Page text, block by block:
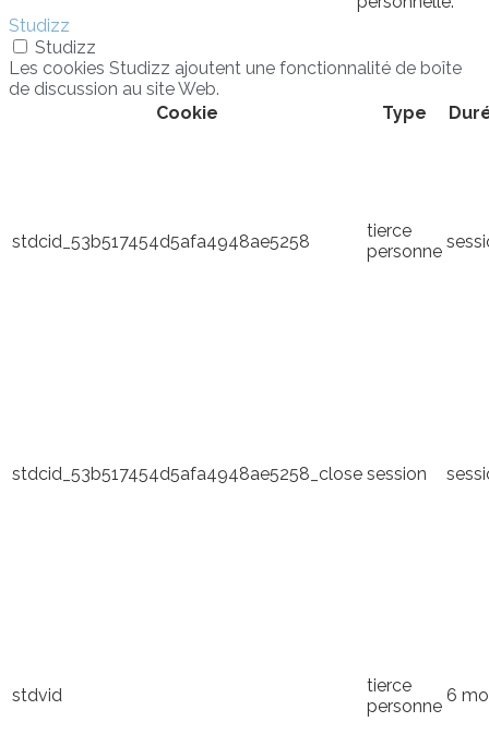
Studizz
Studizz
Les cookies Studizz ajoutent une fonctionnalité de boîte
de discussion au site Web.
Cookie
Type
stdcid_53b517454d5afa4948ae5258
tierce
personne
stdcid_53b517454d5afa4948ae5258_close session
stdvid
tierce
personne
6